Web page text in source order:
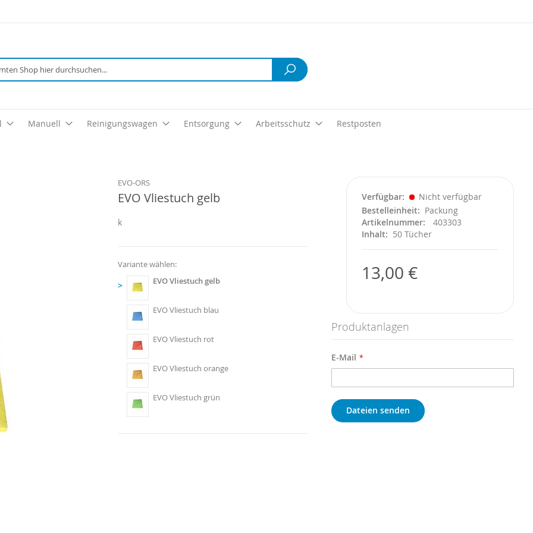
Suche
Suche
Manuell Reinigungswagen Entsorgung Arbeitsschutz Restposten
EVO-ORS
EVO Vliestuch gelb
k
Variante wählen:
> EVO Vliestuch gelb
EVO Vliestuch blau
EVO Vliestuch rot
EVO Vliestuch orange
EVO Vliestuch grün
Verfügbar
Nicht verfügbar
Bestelleinheit
Packung
Artikelnummer
403303
Inhalt
50 Tücher
13,00 €
Produktanlagen
E-Mail
Dateien senden